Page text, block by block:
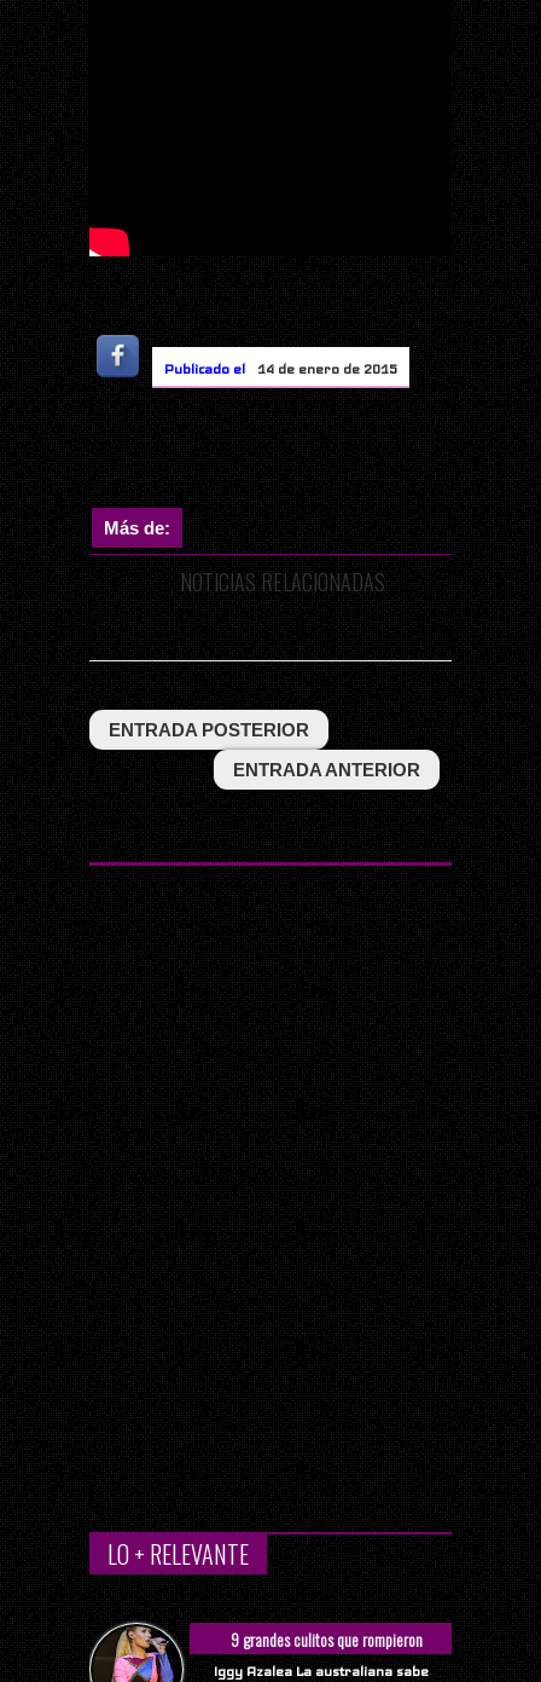
Publicado el 14 de enero de 2015
Más de:
NOTICIAS RELACIONADAS
ENTRADA POSTERIOR
ENTRADA ANTERIOR
LO + RELEVANTE
9 grandes culitos que rompieron
Internet
Iggy Azalea La australiana sabe